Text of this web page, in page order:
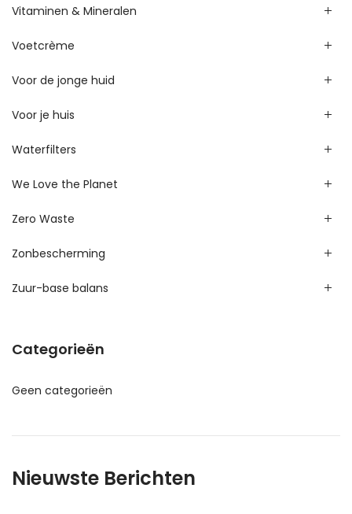
Vitaminen & Mineralen
Voetcrème
Voor de jonge huid
Voor je huis
Waterfilters
We Love the Planet
Zero Waste
Zonbescherming
Zuur-base balans
Categorieën
Geen categorieën
Nieuwste Berichten